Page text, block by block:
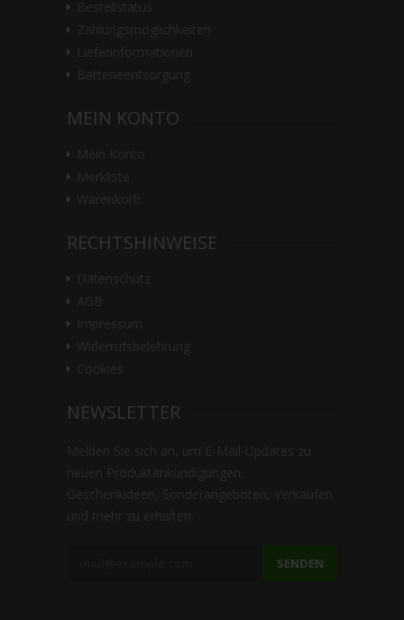
MEIN KONTO
RECHTSHINWEISE
NEWSLETTER
SENDEN